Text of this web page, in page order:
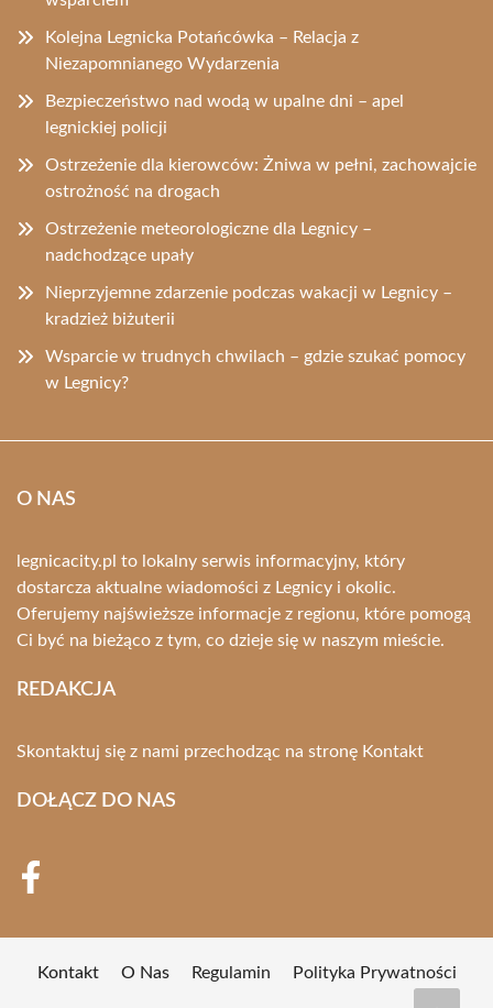
Kolejna Legnicka Potańcówka – Relacja z
Niezapomnianego Wydarzenia
Bezpieczeństwo nad wodą w upalne dni – apel
legnickiej policji
Ostrzeżenie dla kierowców: Żniwa w pełni, zachowajcie
ostrożność na drogach
Ostrzeżenie meteorologiczne dla Legnicy –
nadchodzące upały
Nieprzyjemne zdarzenie podczas wakacji w Legnicy –
kradzież biżuterii
Wsparcie w trudnych chwilach – gdzie szukać pomocy
w Legnicy?
O NAS
legnicacity.pl to lokalny serwis informacyjny, który
dostarcza aktualne wiadomości z Legnicy i okolic.
Oferujemy najświeższe informacje z regionu, które pomogą
Ci być na bieżąco z tym, co dzieje się w naszym mieście.
REDAKCJA
Skontaktuj się z nami przechodząc na stronę Kontakt
DOŁĄCZ DO NAS
Kontakt O Nas Regulamin Polityka Prywatności